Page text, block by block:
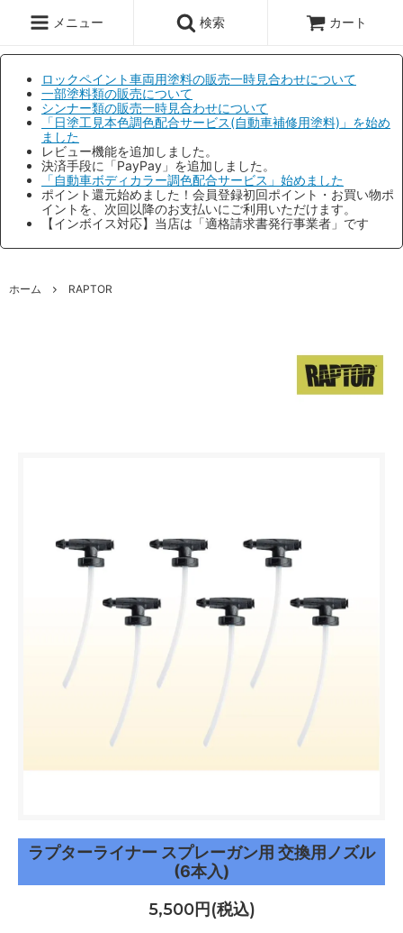
メニュー 検索 カート
ロックペイント車両用塗料の販売一時見合わせについて
一部塗料類の販売について
シンナー類の販売一時見合わせについて
「日塗工見本色調色配合サービス(自動車補修用塗料)」を始め
ました
レビュー機能を追加しました。
決済手段に「PayPay」を追加しました。
「自動車ボディカラー調色配合サービス」始めました
ポイント還元始めました！会員登録初回ポイント・お買い物ポ
イントを、次回以降のお支払いにご利用いただけます。
【インボイス対応】当店は「適格請求書発行事業者」です
ホーム RAPTOR
ラプターライナー スプレーガン用 交換用ノズル
(6本入)
5,500円(税込)